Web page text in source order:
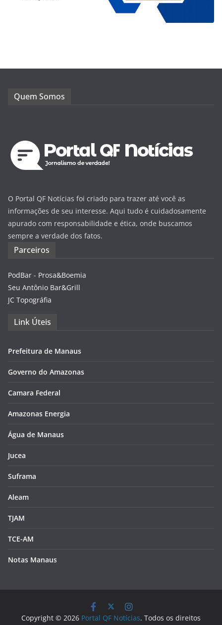
Quem Somos
O Portal QF Notícias foi criado para trazer até você as
informações de seu interesse. Aqui tudo é cuidadosamente
apurado com responsabilidade e ética, onde buscamos
sempre a verdade dos fatos.
Parceiros
PodBar - Prosa&Boemia
Seu Antônio Bar&Grill
JC Topográfia
Link Úteis
Prefeitura de Manaus
Governo do Amazonas
Camara Federal
Amazonas Energia
Água de Manaus
Jucea
Suframa
Aleam
TJAM
TCE-AM
Notas Manaus
Copyright © 2026 Portal QF Notícias. Todos os direitos